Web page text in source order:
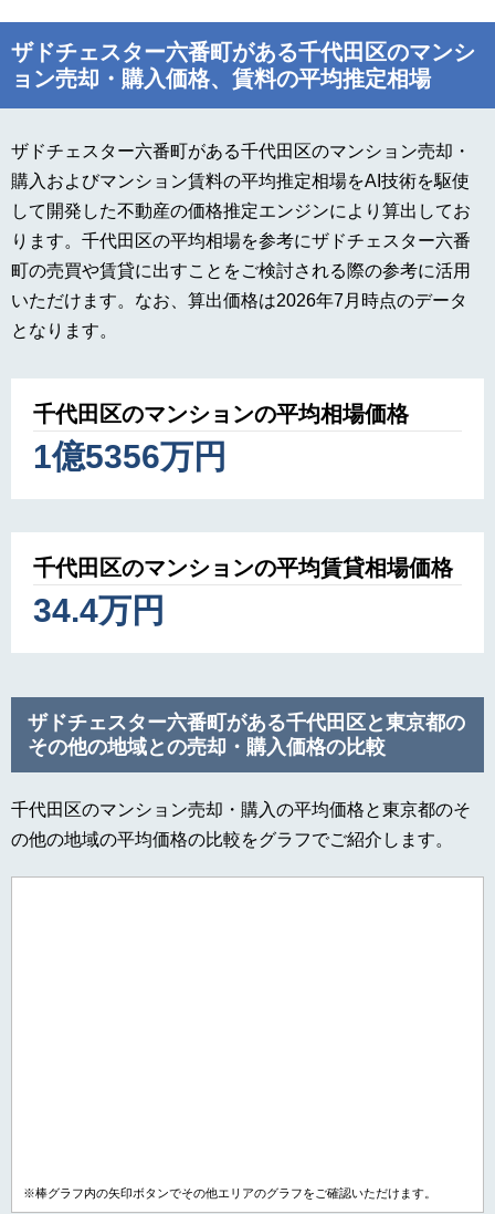
ザドチェスター六番町がある千代田区のマンシ
ョン売却・購入価格、賃料の平均推定相場
ザドチェスター六番町がある千代田区のマンション売却・
購入およびマンション賃料の平均推定相場をAI技術を駆使
して開発した不動産の価格推定エンジンにより算出してお
ります。千代田区の平均相場を参考にザドチェスター六番
町の売買や賃貸に出すことをご検討される際の参考に活用
いただけます。なお、算出価格は2026年7月時点のデータ
となります。
千代田区のマンションの平均相場価格
1億5356万円
千代田区のマンションの平均賃貸相場価格
34.4万円
ザドチェスター六番町がある千代田区と東京都の
その他の地域との売却・購入価格の比較
千代田区のマンション売却・購入の平均価格と東京都のそ
の他の地域の平均価格の比較をグラフでご紹介します。
※棒グラフ内の矢印ボタンでその他エリアのグラフをご確認いただけます。